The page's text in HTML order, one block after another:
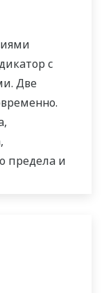
с
Две
предела и
ИЛИ
быть